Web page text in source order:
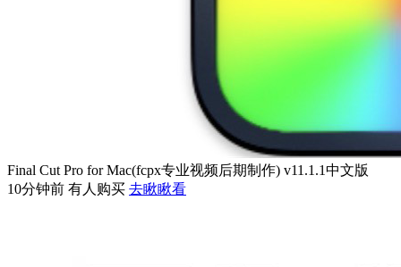
Final Cut Pro for Mac(fcpx专业视频后期制作) v11.1.1中文版
10分钟前 有人购买 去瞅瞅看